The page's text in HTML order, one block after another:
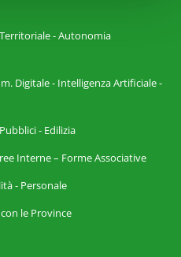
- Autonomia
Digitale - Intelligenza Artificiale -
- Edilizia
Interne – Forme Associative
- Personale
le Province